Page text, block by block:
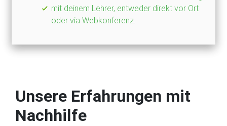
mit deinem Lehrer, entweder direkt vor Ort
oder via Webkonferenz.
Unsere Erfahrungen mit
Nachhilfe